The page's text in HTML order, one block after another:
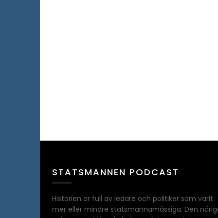
STATSMANNEN PODCAST
Historien är full av ledare och politiker som varit
mer eller mindre statsmannamässiga. Den